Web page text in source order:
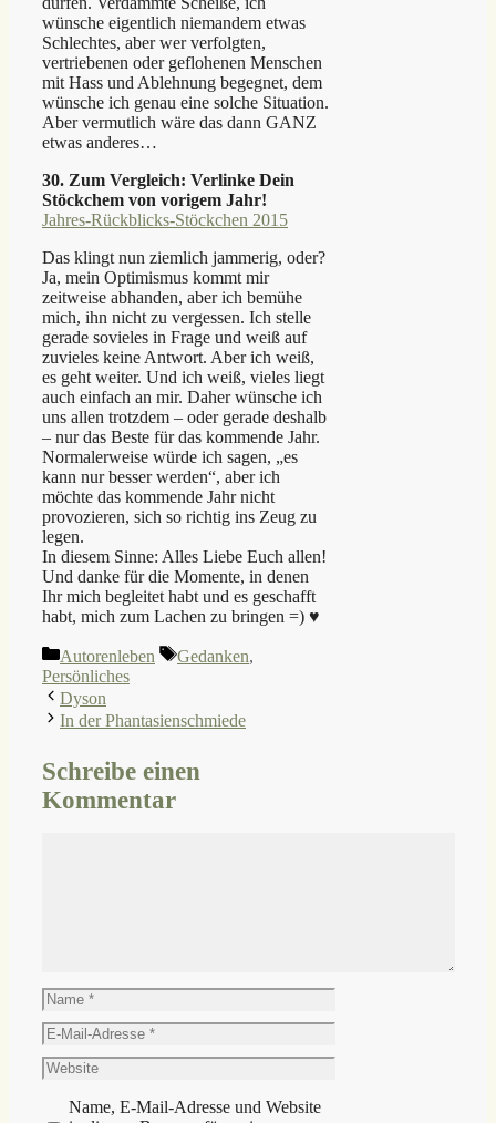
wünsche eigentlich niemandem etwas
Schlechtes, aber wer verfolgten,
vertriebenen oder geflohenen Menschen
mit Hass und Ablehnung begegnet, dem
wünsche ich genau eine solche Situation.
Aber vermutlich wäre das dann GANZ
etwas anderes…
30. Zum Vergleich: Verlinke Dein
Stöckchem von vorigem Jahr!
Jahres-Rückblicks-Stöckchen 2015
Das klingt nun ziemlich jammerig, oder?
Ja, mein Optimismus kommt mir
zeitweise abhanden, aber ich bemühe
mich, ihn nicht zu vergessen. Ich stelle
gerade sovieles in Frage und weiß auf
zuvieles keine Antwort. Aber ich weiß,
es geht weiter. Und ich weiß, vieles liegt
auch einfach an mir. Daher wünsche ich
uns allen trotzdem – oder gerade deshalb
– nur das Beste für das kommende Jahr.
Normalerweise würde ich sagen, „es
kann nur besser werden“, aber ich
möchte das kommende Jahr nicht
provozieren, sich so richtig ins Zeug zu
legen.
In diesem Sinne: Alles Liebe Euch allen!
Und danke für die Momente, in denen
Ihr mich begleitet habt und es geschafft
habt, mich zum Lachen zu bringen =) ♥
Kategorien
Autorenleben Schlagwörter
Gedanken,
Persönliches
Dyson
In der Phantasienschmiede
Schreibe einen
Kommentar
Name
E-
Mail-
Adresse
Website
Name, E-Mail-Adresse und Website